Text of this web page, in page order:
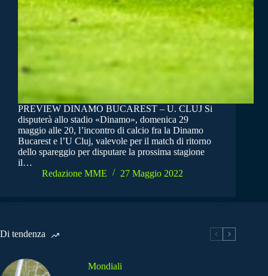
PREVIEW DINAMO BUCAREST – U. CLUJ Si
disputerà allo stadio «Dinamo», domenica 29
maggio alle 20, l’incontro di calcio fra la Dinamo
Bucarest e l’U Cluj, valevole per il match di ritorno
dello spareggio per disputare la prossima stagione
il…
Redazione MME
27 Maggio 2022
Di tendenza
Mondiali